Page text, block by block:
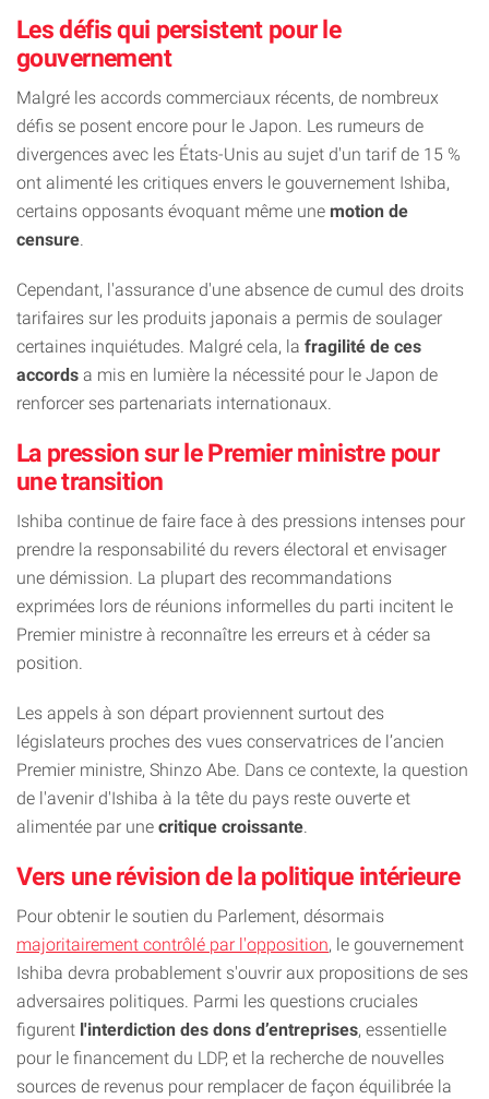
Les défis qui persistent pour le
gouvernement
Malgré les accords commerciaux récents, de nombreux
défis se posent encore pour le Japon. Les rumeurs de
divergences avec les États-Unis au sujet d'un tarif de 15 %
ont alimenté les critiques envers le gouvernement Ishiba,
certains opposants évoquant même une motion de
censure
Cependant, l'assurance d'une absence de cumul des droits
tarifaires sur les produits japonais a permis de soulager
certaines inquiétudes. Malgré cela, la fragilité de ces
accords a mis en lumière la nécessité pour le Japon de
renforcer ses partenariats internationaux.
La pression sur le Premier ministre pour
une transition
Ishiba continue de faire face à des pressions intenses pour
prendre la responsabilité du revers électoral et envisager
une démission. La plupart des recommandations
exprimées lors de réunions informelles du parti incitent le
Premier ministre à reconnaître les erreurs et à céder sa
position.
Les appels à son départ proviennent surtout des
législateurs proches des vues conservatrices de l’ancien
Premier ministre, Shinzo Abe. Dans ce contexte, la question
de l'avenir d'Ishiba à la tête du pays reste ouverte et
alimentée par une critique croissante
Vers une révision de la politique intérieure
Pour obtenir le soutien du Parlement, désormais
majoritairement contrôlé par l'opposition, le gouvernement
Ishiba devra probablement s'ouvrir aux propositions de ses
adversaires politiques. Parmi les questions cruciales
figurent l'interdiction des dons d’entreprises, essentielle
pour le financement du LDP, et la recherche de nouvelles
sources de revenus pour remplacer de façon équilibrée la